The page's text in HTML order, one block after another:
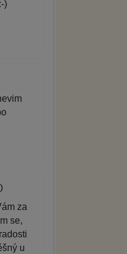
)
za
se,
u